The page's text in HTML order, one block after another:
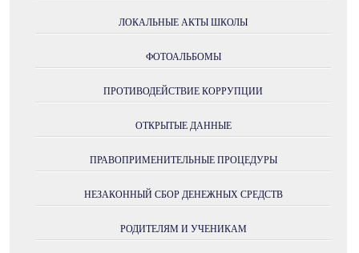
ЛОКАЛЬНЫЕ АКТЫ ШКОЛЫ
ФОТОАЛЬБОМЫ
ПРОТИВОДЕЙСТВИЕ КОРРУПЦИИ
ОТКРЫТЫЕ ДАННЫЕ
ПРАВОПРИМЕНИТЕЛЬНЫЕ ПРОЦЕДУРЫ
НЕЗАКОННЫЙ СБОР ДЕНЕЖНЫХ СРЕДСТВ
РОДИТЕЛЯМ И УЧЕНИКАМ